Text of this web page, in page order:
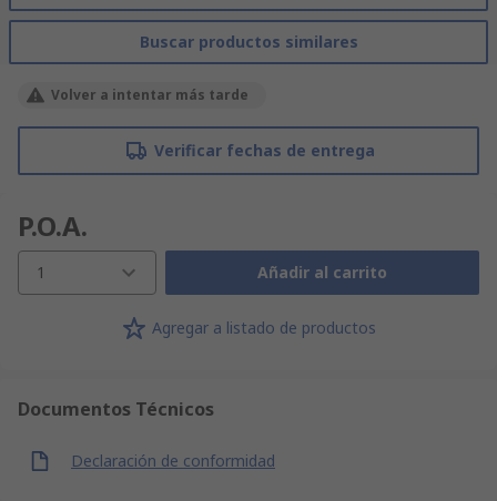
Buscar productos similares
Volver a intentar más tarde
Verificar fechas de entrega
P.O.A.
1 Añadir al carrito
Agregar a listado de productos
Documentos Técnicos
Declaración de conformidad